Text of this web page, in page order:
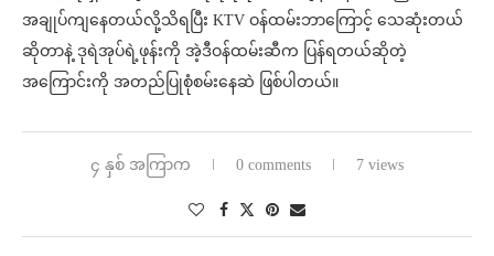
အချုပ်ကျနေတယ်လို့သိရပြီး KTV ဝန်ထမ်းဘာကြောင့် သေဆုံးတယ်
ဆိုတာနဲ့ ဒုရဲအုပ်ရဲ့ဖုန်းကို အဲ့ဒီဝန်ထမ်းဆီက ပြန်ရတယ်ဆိုတဲ့
အကြောင်းကို အတည်ပြုစုံစမ်းနေဆဲ ဖြစ်ပါတယ်။
၄ နှစ် အကြာက 0 comments 7 views